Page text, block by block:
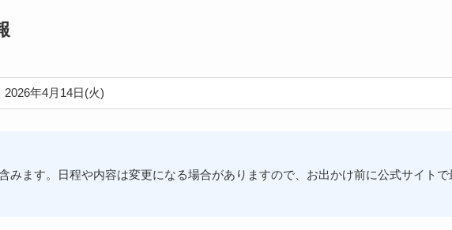
2026年4月14日(火)
みます。日程や内容は変更になる場合がありますので、お出かけ前に公式サイトで